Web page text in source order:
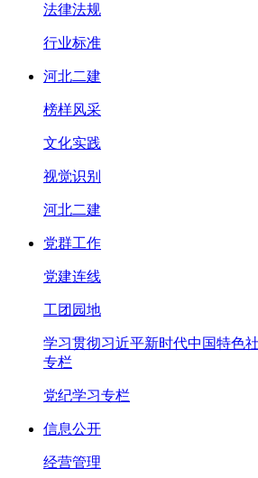
法律法规
行业标准
河北二建
榜样风采
文化实践
视觉识别
河北二建
党群工作
党建连线
工团园地
学习贯彻习近平新时代中国特色
专栏
党纪学习专栏
信息公开
经营管理